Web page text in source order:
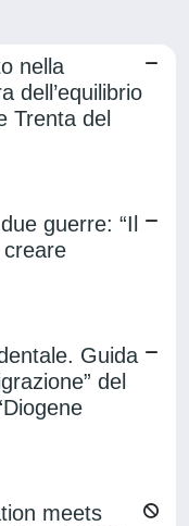
nella
dell’equilibrio
Trenta del
guerre: “Il
Guida
del
meets